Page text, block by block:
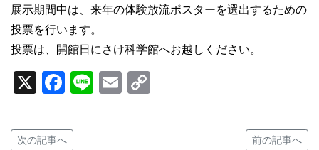
展示期間中は、来年の体験放流ポスターを選出するための
投票を行います。
投票は、開館日にさけ科学館へお越しください。
X Facebook
LineEmail
次の記事へ 前の記事へ